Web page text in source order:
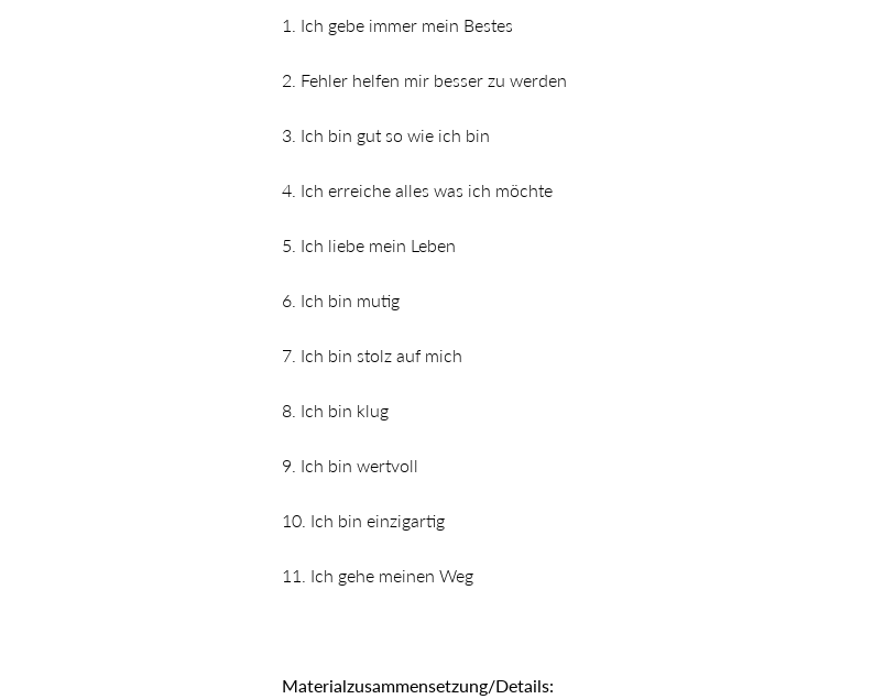
1. Ich gebe immer mein Bestes
2. Fehler helfen mir besser zu werden
3. Ich bin gut so wie ich bin
4. Ich erreiche alles was ich möchte
5. Ich liebe mein Leben
6. Ich bin mutig
7. Ich bin stolz auf mich
8. Ich bin klug
9. Ich bin wertvoll
10. Ich bin einzigartig
11. Ich gehe meinen Weg
Materialzusammensetzung/Details: